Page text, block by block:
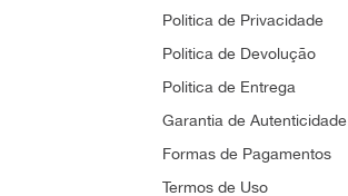
Politica de Privacidade
Politica de Devolução
Politica de Entrega
Garantia de Autenticidade
Formas de Pagamentos
Termos de Uso